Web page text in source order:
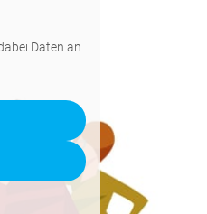
Daten an